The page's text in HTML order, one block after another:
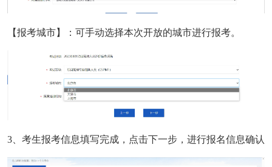
【报考城市】：可手动选择本次开放的城市进行报考。
3、考生报考信息填写完成，点击下一步，进行报名信息确认